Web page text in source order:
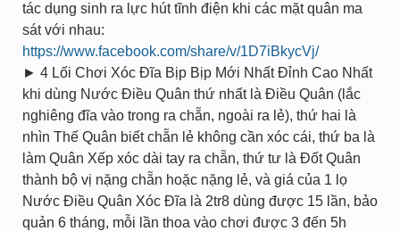
tác dụng sinh ra lực hút tĩnh điện khi các mặt quân ma
sát với nhau:
https://www.facebook.com/share/v/1D7iBkycVj/
► 4 Lối Chơi Xóc Đĩa Bịp Bịp Mới Nhất Đỉnh Cao Nhất
khi dùng Nước Điều Quân thứ nhất là Điều Quân (lắc
nghiêng đĩa vào trong ra chẵn, ngoài ra lẻ), thứ hai là
nhìn Thế Quân biết chẵn lẻ không cần xóc cái, thứ ba là
làm Quân Xếp xóc dài tay ra chẵn, thứ tư là Đốt Quân
thành bộ vị nặng chẵn hoặc nặng lẻ, và giá của 1 lọ
Nước Điều Quân Xóc Đĩa là 2tr8 dùng được 15 lần, bảo
quản 6 tháng, mỗi lần thoa vào chơi được 3 đến 5h